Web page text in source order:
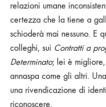
relazioni umane
certezza che la tiene a
schioderà mai nessuno. E
colleghi, sui Contratti a
Determinato; lei è
annaspa come gli altri.
una rivendicazione di
riconoscere.